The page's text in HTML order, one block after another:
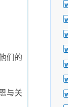
们的
与关